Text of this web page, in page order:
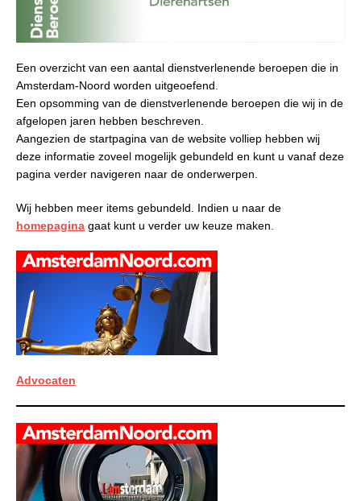
Een overzicht van een aantal dienstverlenende beroepen die in
Amsterdam-Noord worden uitgeoefend.
Een opsomming van de dienstverlenende beroepen die wij in de
afgelopen jaren hebben beschreven.
Aangezien de startpagina van de website volliep hebben wij
deze informatie zoveel mogelijk gebundeld en kunt u vanaf deze
pagina verder navigeren naar de onderwerpen.
Wij hebben meer items gebundeld. Indien u naar de
homepagina gaat kunt u verder uw keuze maken.
Advocaten